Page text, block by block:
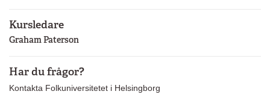
Kursledare
Graham Paterson
Har du frågor?
Kontakta Folkuniversitetet i Helsingborg